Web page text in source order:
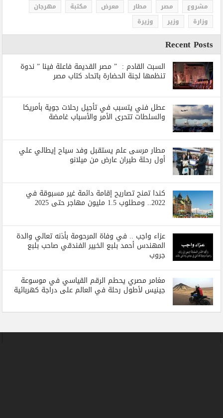
مشروع
مصر مطار معرض مكتبة
مهرجان
وزارة
وزير وزيرة
Recent Posts
السبت القادم : ” مصر القديمة فاعلة فينا ” ندوة
تنظمها لجنة الحضارة باتحاد كتاب مصر
عطل فني يتسبب في تأجيل رحلات جوية بأمريكا
والسلطات تتحرى الأمر والأسباب غامضة
مطار مرسى علم يستقبل وفد سياح إيطالي علي
أول رحلة طيران عارض من ميلانو
كندا تمنح تصاريح إقامة دائمة غير مسبوقة في
2022.. ومطلوب 1.5 مليون مهاجر حتى 2025
عزاء واجب .. في وفاة المرحومة بأذنه تعالي والدة
المهندس أحمد بلبع الخبير الفندقي صاحب بلبع
جروب
مغامر مصري يحطم الرقم القياسي في موسوعة
جينيس لأطول رحلة في العالم على دراجة كهربائية